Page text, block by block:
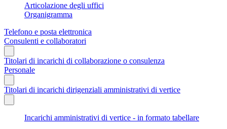
Articolazione degli uffici
Organigramma
Telefono e posta elettronica
Consulenti e collaboratori
Titolari di incarichi di collaborazione o consulenza
Personale
Titolari di incarichi dirigenziali amministrativi di vertice
Incarichi amministrativi di vertice - in formato tabellare